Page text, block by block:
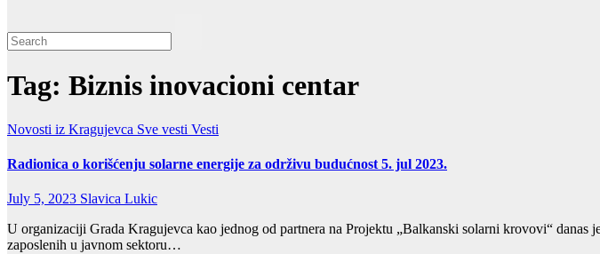
Tag: Biznis inovacioni centar
Novosti iz Kragujevca Sve vesti Vesti
Radionica o korišćenju solarne energije za održivu budućnost 5. jul 2023.
July 5, 2023 Slavica Lukic
U organizaciji Grada Kragujevca kao jednog od partnera na Projektu „Balkanski solarni krovovi“
zaposlenih u javnom sektoru…